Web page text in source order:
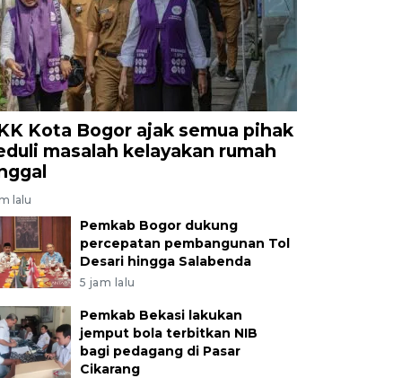
Kota Bogor ajak semua pihak
masalah kelayakan rumah
lalu
Pemkab Bogor dukung
percepatan pembangunan Tol
Desari hingga Salabenda
5 jam lalu
Pemkab Bekasi lakukan
jemput bola terbitkan NIB
bagi pedagang di Pasar
Cikarang